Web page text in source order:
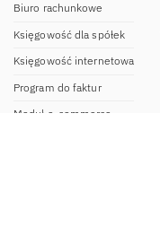
Biuro rachunkowe
Księgowość dla spółek
Księgowość internetowa
Program do faktur
Moduł e-commerce